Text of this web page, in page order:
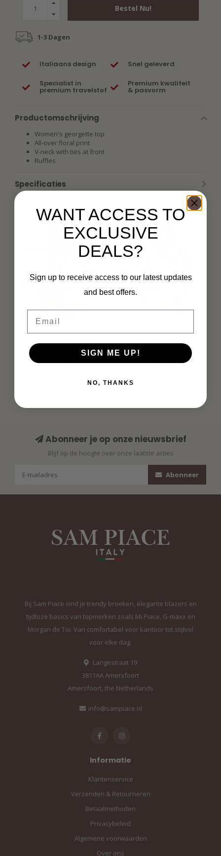
Bestel Nu!
1-3 Dagen
Italiaans design Snel geleverd
Specialist in
premium travelstof
Premium kwaliteit
& pasvorm
Productomschrijving
Women's georgette top
All-over floral print
V-neck with ties at front
Ruffles
Specificaties
Gerelateerde producten
Pleated Mimimal
Print 202814 Espresso
Embroidered Bloom
Print 202425
Abonneer je op onze nieuwsbrief
Blijf op de hoogte over onze laatste acties
Abonneer
Bij Sam Piace vind je trendy broeken, elegante blazers en
tijdloze basics van topmerken zoals Mi Piace, G-maxx en
Morgan de Toi. Van comfortabel voor kantoor tot stijlvol
voor elke dag.
Langestraat 19
3811AA Amersfoort
Amersfoort, the Netherlands
info@sampiace.nl
Informatie
Klantenservice
Verzenden & Retourneren
Betaalmethoden
Privacybeleid
Algemene voorwaarden
Over ons
WANT ACCESS TO
EXCLUSIVE
DEALS?
Sign up to receive access to our latest updates
and best offers.
SIGN ME UP!
NO, THANKS